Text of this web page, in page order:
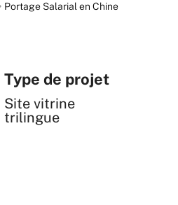
Portage Salarial en Chine
Type de projet
Site vitrine
trilingue